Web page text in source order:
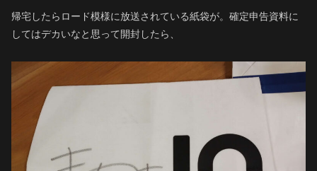
帰宅したらロード模様に放送されている紙袋が。確定申告資料に
してはデカいなと思って開封したら、